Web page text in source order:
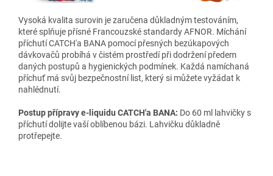
Vysoká kvalita surovin je zaručena důkladným testováním,
které splňuje přísné Francouzské standardy AFNOR. Míchání
příchutí CATCH'a BANA pomocí přesných bezúkapových
dávkovačů probíhá v čistém prostředí při dodržení předem
daných postupů a hygienických podmínek. Každá namíchaná
příchuť má svůj bezpečnostní list, který si můžete vyžádat k
nahlédnutí.
Postup přípravy e-liquidu CATCH'a BANA: Do 60 ml lahvičky s
příchutí dolijte vaší oblíbenou bázi. Lahvičku důkladně
protřepejte.